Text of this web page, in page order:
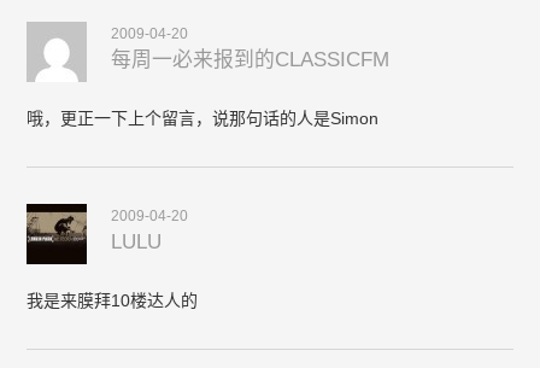
2009-04-20
每周一必来报到的CLASSICFM
哦，更正一下上个留言，说那句话的人是Simon
2009-04-20
LULU
我是来膜拜10楼达人的